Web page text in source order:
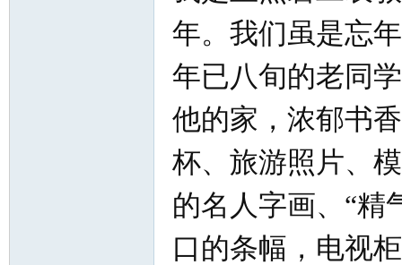
年。我们虽是忘
年已八旬的老同
他的家，浓郁书
杯、旅游照片、
的名人字画、“精
口的条幅，电视